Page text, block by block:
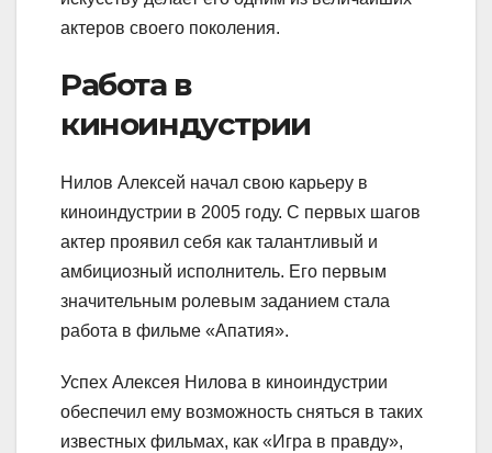
актеров своего поколения.
Работа в
киноиндустрии
Нилов Алексей начал свою карьеру в
киноиндустрии в 2005 году. С первых шагов
актер проявил себя как талантливый и
амбициозный исполнитель. Его первым
значительным ролевым заданием стала
работа в фильме «Апатия».
Успех Алексея Нилова в киноиндустрии
обеспечил ему возможность сняться в таких
известных фильмах, как «Игра в правду»,